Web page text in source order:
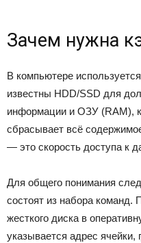
Зачем нужна
В компьютере
известны HDD/SSD для
информации и ОЗУ (RAM),
сбрасывает всё
— это скорость доступа к
Для общего понимания
состоят из набора команд.
жесткого диска в
указывается адрес ячейки,